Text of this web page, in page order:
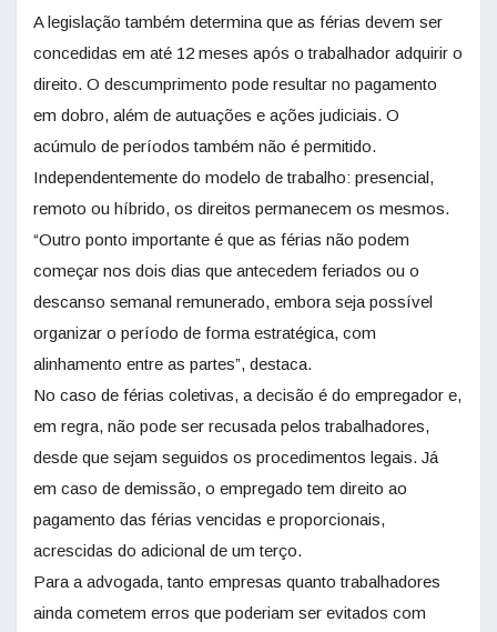
A legislação também determina que as férias devem ser
concedidas em até 12 meses após o trabalhador adquirir o
direito. O descumprimento pode resultar no pagamento
em dobro, além de autuações e ações judiciais. O
acúmulo de períodos também não é permitido.
Independentemente do modelo de trabalho: presencial,
remoto ou híbrido, os direitos permanecem os mesmos.
“Outro ponto importante é que as férias não podem
começar nos dois dias que antecedem feriados ou o
descanso semanal remunerado, embora seja possível
organizar o período de forma estratégica, com
alinhamento entre as partes”, destaca.
No caso de férias coletivas, a decisão é do empregador e,
em regra, não pode ser recusada pelos trabalhadores,
desde que sejam seguidos os procedimentos legais. Já
em caso de demissão, o empregado tem direito ao
pagamento das férias vencidas e proporcionais,
acrescidas do adicional de um terço.
Para a advogada, tanto empresas quanto trabalhadores
ainda cometem erros que poderiam ser evitados com